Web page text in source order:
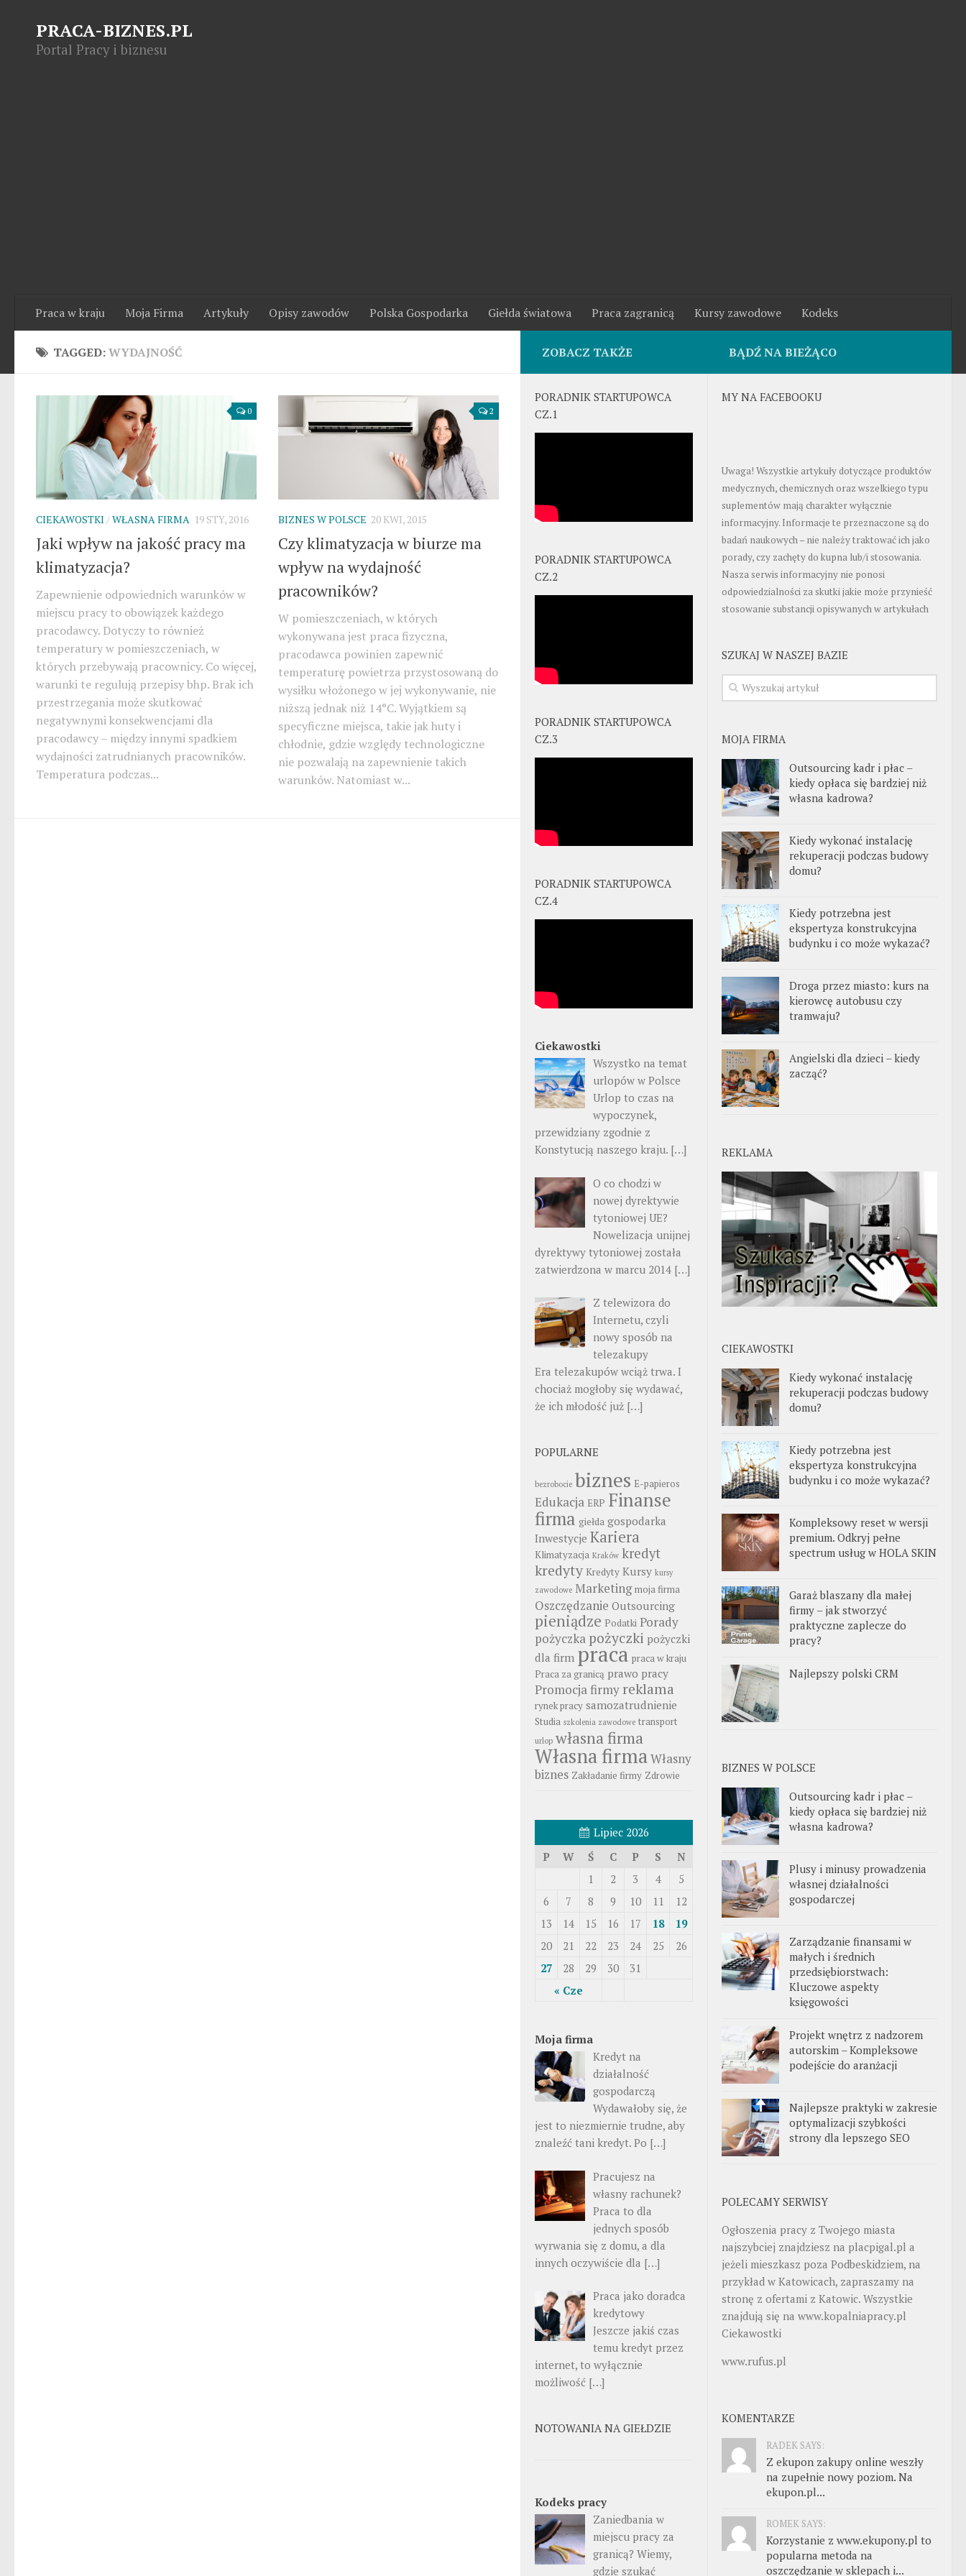
PRACA-BIZNES.PL
Portal Pracy i biznesu
Praca w kraju Moja Firma Artykuły Opisy zawodów Polska Gospodarka Giełda światowa Praca zagranicą Kursy zawodowe Kodeks
TAGGED:WYDAJNOŚĆ
0
CIEKAWOSTKI /WŁASNA FIRMA 19 STY, 2016
Jaki wpływ na jakość pracy ma
klimatyzacja?
Zapewnienie odpowiednich warunków w
miejscu pracy to obowiązek każdego
pracodawcy. Dotyczy to również
temperatury w pomieszczeniach, w
których przebywają pracownicy. Co więcej,
warunki te regulują przepisy bhp. Brak ich
przestrzegania może skutkować
negatywnymi konsekwencjami dla
pracodawcy – między innymi spadkiem
wydajności zatrudnianych pracowników.
Temperatura podczas...
2
BIZNES W POLSCE 20 KWI, 2015
Czy klimatyzacja w biurze ma
wpływ na wydajność
pracowników?
W pomieszczeniach, w których
wykonywana jest praca fizyczna,
pracodawca powinien zapewnić
temperaturę powietrza przystosowaną do
wysiłku włożonego w jej wykonywanie, nie
niższą jednak niż 14°C. Wyjątkiem są
specyficzne miejsca, takie jak huty i
chłodnie, gdzie względy technologiczne
nie pozwalają na zapewnienie takich
warunków. Natomiast w...
BĄDŹ NA BIEŻĄCO
MY NA FACEBOOKU
Uwaga! Wszystkie artykuły dotyczące produktów
medycznych, chemicznych oraz wszelkiego typu
suplementów mają charakter wyłącznie
informacyjny. Informacje te przeznaczone są do
badań naukowych – nie należy traktować ich jako
porady, czy zachęty do kupna lub/i stosowania.
Nasza serwis informacyjny nie ponosi
odpowiedzialności za skutki jakie może przynieść
stosowanie substancji opisywanych w artykułach
SZUKAJ W NASZEJ BAZIE
MOJA FIRMA
Outsourcing kadr i płac –
kiedy opłaca się bardziej niż
własna kadrowa?
Kiedy wykonać instalację
rekuperacji podczas budowy
domu?
Kiedy potrzebna jest
ekspertyza konstrukcyjna
budynku i co może wykazać?
Droga przez miasto: kurs na
kierowcę autobusu czy
tramwaju?
Angielski dla dzieci – kiedy
zacząć?
REKLAMA
CIEKAWOSTKI
Kiedy wykonać instalację
rekuperacji podczas budowy
domu?
Kiedy potrzebna jest
ekspertyza konstrukcyjna
budynku i co może wykazać?
Kompleksowy reset w wersji
premium. Odkryj pełne
spectrum usług w HOLA SKIN
Garaż blaszany dla małej
firmy – jak stworzyć
praktyczne zaplecze do
pracy?
Najlepszy polski CRM
BIZNES W POLSCE
Outsourcing kadr i płac –
kiedy opłaca się bardziej niż
własna kadrowa?
Plusy i minusy prowadzenia
własnej działalności
gospodarczej
Zarządzanie finansami w
małych i średnich
przedsiębiorstwach:
Kluczowe aspekty
księgowości
Projekt wnętrz z nadzorem
autorskim – Kompleksowe
podejście do aranżacji
Najlepsze praktyki w zakresie
optymalizacji szybkości
strony dla lepszego SEO
POLECAMY SERWISY
Ogłoszenia pracy z Twojego miasta
najszybciej znajdziesz na placpigal.pl a
jeżeli mieszkasz poza Podbeskidziem, na
przykład w Katowicach, zapraszamy na
stronę z ofertami z Katowic. Wszystkie
znajdują się na www.kopalniapracy.pl
Ciekawostki
www.rufus.pl
KOMENTARZE
RADEK SAYS:
Z ekupon zakupy online weszły
na zupełnie nowy poziom. Na
ekupon.pl...
ROMEK SAYS:
Korzystanie z www.ekupony.pl to
popularna metoda na
oszczędzanie w sklepach i...
ZOBACZ TAKŻE
PORADNIK STARTUPOWCA
CZ.1
PORADNIK STARTUPOWCA
CZ.2
PORADNIK STARTUPOWCA
CZ.3
PORADNIK STARTUPOWCA
CZ.4
Ciekawostki
Wszystko na temat
urlopów w Polsce
Urlop to czas na
wypoczynek,
przewidziany zgodnie z
Konstytucją naszego kraju. […]
O co chodzi w
nowej dyrektywie
tytoniowej UE?
Nowelizacja unijnej
dyrektywy tytoniowej została
zatwierdzona w marcu 2014 […]
Z telewizora do
Internetu, czyli
nowy sposób na
telezakupy
Era telezakupów wciąż trwa. I
chociaż mogłoby się wydawać,
że ich młodość już […]
POPULARNE
bezrobocie biznes E-papieros
Edukacja ERP Finanse
firma giełda gospodarka
Inwestycje Kariera
Klimatyzacja Kraków kredyt
kredyty Kredyty Kursy kursy
zawodowe Marketing moja firma
Oszczędzanie Outsourcing
pieniądze Podatki Porady
pożyczka pożyczki pożyczki
dla firm praca praca w kraju
Praca za granicą prawo pracy
Promocja firmy reklama
rynek pracy samozatrudnienie
Studia szkolenia zawodowe transport
urlop własna firma
Własna firmaWłasny
biznes Zakładanie firmy Zdrowie
Lipiec 2026
P
W Ś C P S N
« Cze
1 2 3 4
5
6
7 8 9 10 11
12
13
14 15 16 17 18
19
20
21 22 23 24 25
26
27
28 29 30 31
Moja firma
Kredyt na
działalność
gospodarczą
Wydawałoby się, że
jest to niezmiernie trudne, aby
znaleźć tani kredyt. Po […]
Pracujesz na
własny rachunek?
Praca to dla
jednych sposób
wyrwania się z domu, a dla
innych oczywiście dla […]
Praca jako doradca
kredytowy
Jeszcze jakiś czas
temu kredyt przez
internet, to wyłącznie
możliwość […]
NOTOWANIA NA GIEŁDZIE
Kodeks pracy
Zaniedbania w
miejscu pracy za
granicą? Wiemy,
gdzie szukać